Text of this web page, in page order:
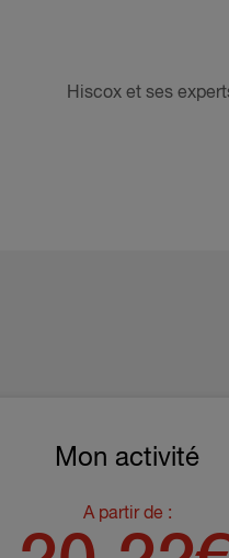
Hiscox et ses
Mon activité
A partir de :